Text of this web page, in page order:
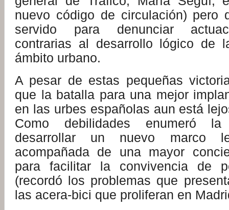
nuevo código de circulación) pero
servido para denunciar
contrarias al desarrollo lógico de
ámbito urbano.
A pesar de estas pequeñas
que la batalla para una mejor
en las urbes españolas aun está
Como debilidades enumeró
desarrollar un nuevo marco
acompañada de una mayor
para facilitar la convivencia de
(recordó los problemas que
las acera-bici que proliferan en